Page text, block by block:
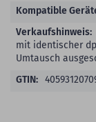
mit identischer
Umtausch